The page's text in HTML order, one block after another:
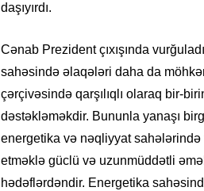
daşıyırdı.
Cənab Prezident çıxışında
sahəsində əlaqələri daha da
çərçivəsində qarşılıqlı olaraq bir-
dəstəkləməkdir. Bununla yanaşı
energetika və nəqliyyat
etməklə güclü və uzunmüddətli
hədəflərdəndir. Energetika